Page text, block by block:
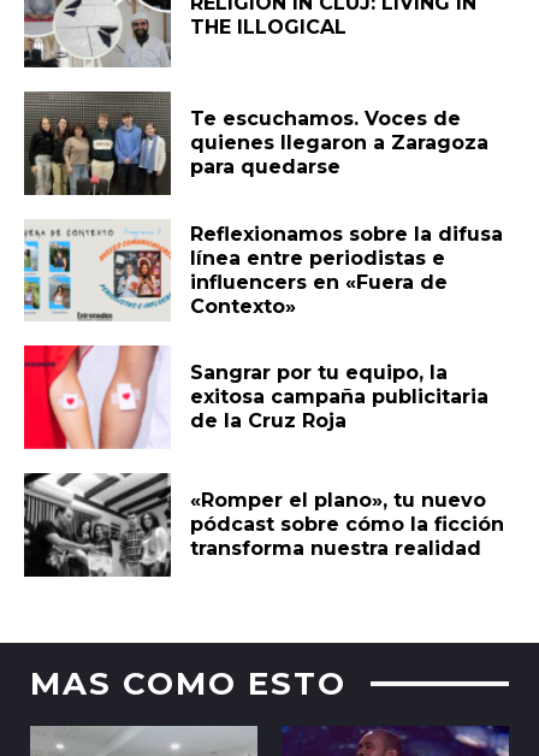
THE ILLOGICAL
Te escuchamos. Voces de
quienes llegaron a Zaragoza
para quedarse
Reflexionamos sobre la difusa
línea entre periodistas e
influencers en «Fuera de
Contexto»
Sangrar por tu equipo, la
exitosa campaña publicitaria
de la Cruz Roja
«Romper el plano», tu nuevo
pódcast sobre cómo la ficción
transforma nuestra realidad
MAS COMO ESTO